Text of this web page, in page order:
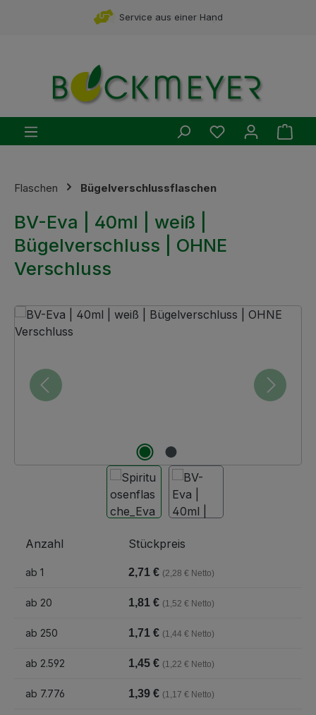
Zum Hauptinhalt springenService aus einer Hand
Du hast 0
Flaschen Bügelverschlussflaschen
BV-Eva | 40ml | weiß |
Bügelverschluss | OHNE
Verschluss
Bildergalerie überspringen
Anzahl Stückpreis
ab 1 2,71 € (2,28 € Netto)
ab 20 1,81 € (1,52 € Netto)
ab 250 1,71 € (1,44 € Netto)
ab 2.592 1,45 € (1,22 € Netto)
ab 7.776 1,39 € (1,17 € Netto)